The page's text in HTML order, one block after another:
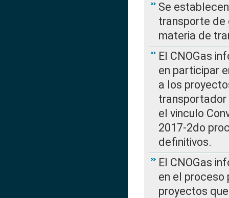
Se
transporte de
materia de
El CNOGas
en participar
a los
transportador
el vinculo
2017-2do
definitivos.
El CNOGas
en el proceso
proyectos